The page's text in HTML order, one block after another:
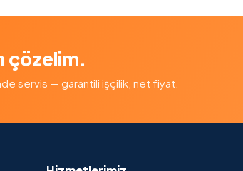
çözelim.
servis — garantili işçilik, net fiyat.